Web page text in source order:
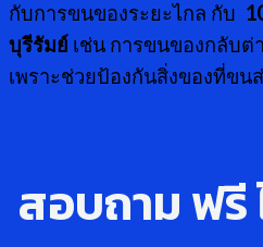
กับการขนของระยะไกล กับ
บุรีรัมย์ เช่น การขนของกลับต่
เพราะช่วยป้องกันสิ่งของที่ขน
สอบถาม ฟรี